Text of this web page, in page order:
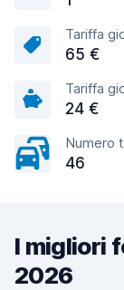
Tariffa
65 €
Tariffa
24 €
Numero
46
I migliori
2026